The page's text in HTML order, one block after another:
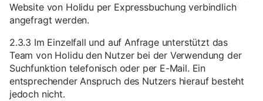
Website von Holidu per Expressbuchung verbindlich
angefragt werden.
2.3.3 Im Einzelfall und auf Anfrage unterstützt das
Team von Holidu den Nutzer bei der Verwendung der
Suchfunktion telefonisch oder per E-Mail. Ein
entsprechender Anspruch des Nutzers hierauf besteht
jedoch nicht.